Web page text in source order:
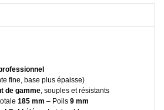
fine, base plus épaisse)
de gamme, souples et résistants
185 mm – Poils 9 mm